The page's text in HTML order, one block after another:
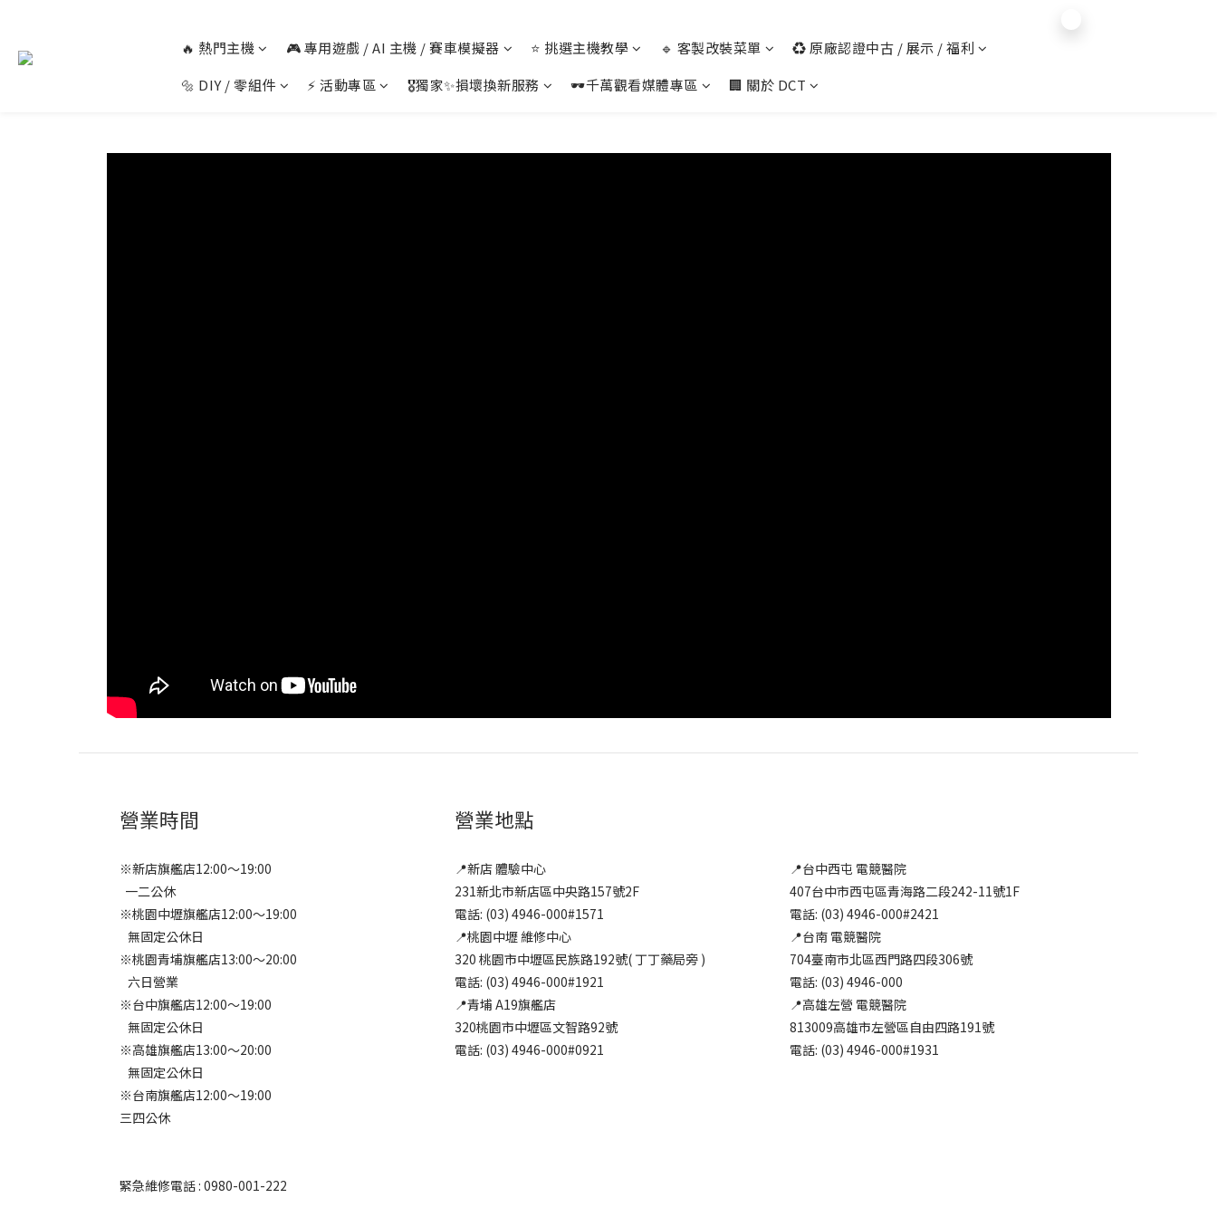
🔥 熱門主機 🎮 專用遊戲 / AI 主機 / 賽車模擬器 ⭐ 挑選主機教學 🔹 客製改裝菜單
♻️ 原廠認證中古 / 展示 / 福利
🔩 DIY / 零組件
⚡ 活動專區 🎖️獨家✨損壞換新服務 🕶️千萬觀看媒體專區 🏢 關於 DCT
營業時間
※新店旗艦店12:00～19:00
一二公休
※桃園中壢旗艦店12:00～19:00
無固定公休日
※桃園青埔旗艦店13:00～20:00
六日營業
※台中旗艦店12:00～19:00
無固定公休日
※高雄旗艦店13:00～20:00
無固定公休日
※台南旗艦店12:00～19:00
三四公休
緊急維修電話 : 0980-001-222
營業地點
📍新店 體驗中心
231新北市新店區中央路157號2F
電話: (03) 4946-000#1571
📍桃園中壢 維修中心
320 桃園市中壢區民族路192號( 丁丁藥局旁 )
電話: (03) 4946-000#1921
📍青埔 A19旗艦店
320桃園市中壢區文智路92號
電話: (03) 4946-000#0921
📍台中西屯 電競醫院
407台中市西屯區青海路二段242-11號1F
電話: (03) 4946-000#2421
📍台南 電競醫院
704臺南市北區西門路四段306號
電話: (03) 4946-000
📍高雄左營 電競醫院
813009高雄市左營區自由四路191號
電話: (03) 4946-000#1931